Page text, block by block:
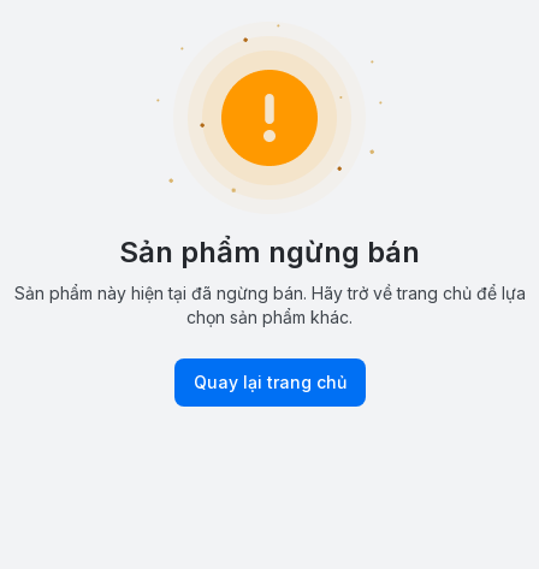
Sản phẩm ngừng bán
Sản phẩm này hiện tại đã ngừng bán. Hãy trở về trang chủ để lựa
chọn sản phẩm khác.
Quay lại trang chủ